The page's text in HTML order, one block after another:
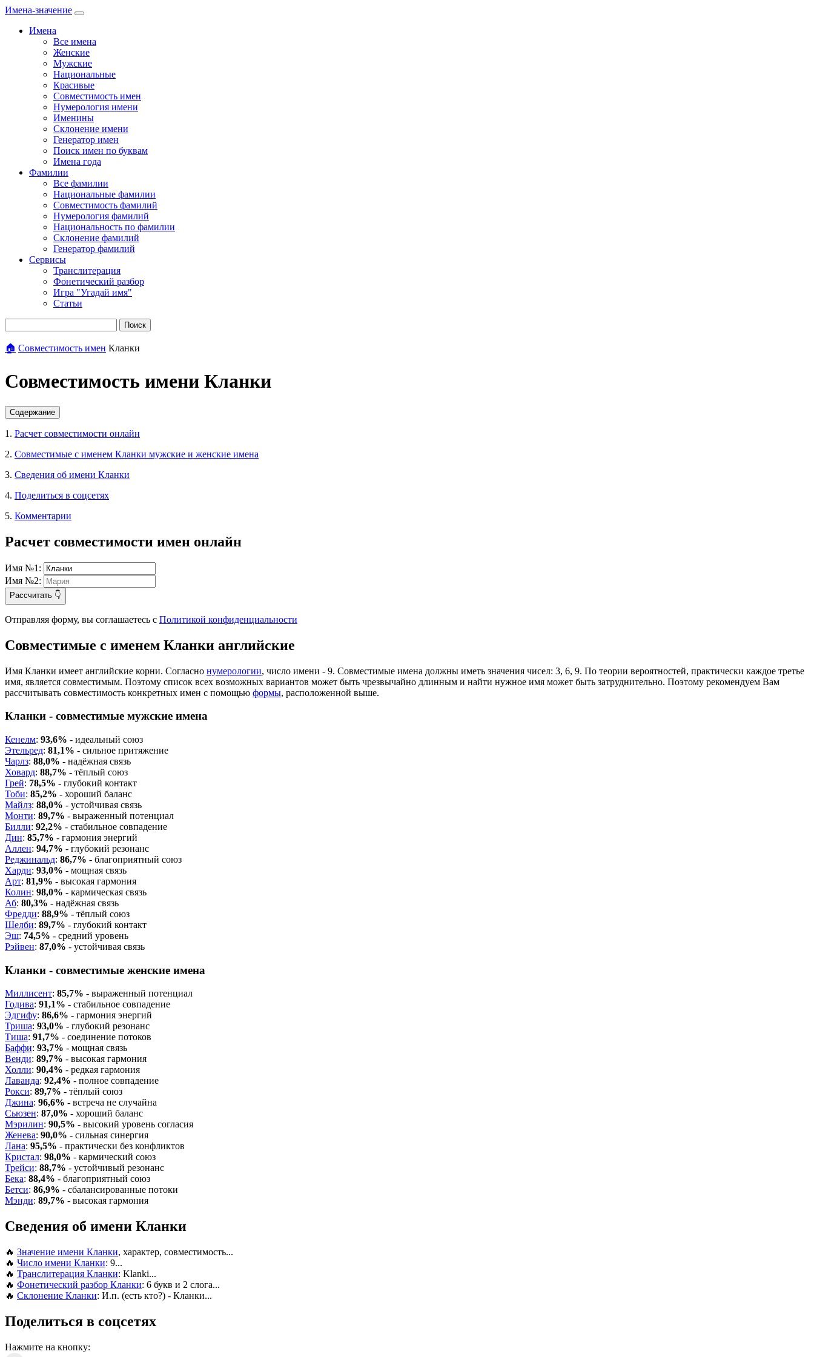
Имена-значение
Имена
Все имена
Женские
Мужские
Национальные
Красивые
Совместимость имен
Нумерология имени
Именины
Склонение имени
Генератор имен
Поиск имен по буквам
Имена года
Фамилии
Все фамилии
Национальные фамилии
Совместимость фамилий
Нумерология фамилий
Национальность по фамилии
Склонение фамилий
Генератор фамилий
Сервисы
Транслитерация
Фонетический разбор
Игра "Угадай имя"
Статьи
Поиск
🏠 Совместимость имен Кланки
Совместимость имени Кланки
Содержание
1. Расчет совместимости онлайн
2. Совместимые с именем Кланки мужские и женские имена
3. Сведения об имени Кланки
4. Поделиться в соцсетях
5. Комментарии
Расчет совместимости имен онлайн
Имя №1:
Имя №2:
Рассчитать 👇
Отправляя форму, вы соглашаетесь с Политикой конфиденциальности
Совместимые с именем Кланки английские
Имя Кланки имеет английские корни. Согласно нумерологии, число имени - 9. Совместимые имена должны иметь значения чисел: 3, 6, 9. По теории вероятностей, практически каждое третье
имя, является совместимым. Поэтому список всех возможных вариантов может быть чрезвычайно длинным и найти нужное имя может быть затруднительно. Поэтому рекомендуем Вам
рассчитывать совместимость конкретных имен с помощью формы, расположенной выше.
Кланки - совместимые мужские имена
Кенелм: 93,6% - идеальный союз
Этельред: 81,1% - сильное притяжение
Чарлз: 88,0% - надёжная связь
Ховард: 88,7% - тёплый союз
Грей: 78,5% - глубокий контакт
Тоби: 85,2% - хороший баланс
Майлз: 88,0% - устойчивая связь
Монти: 89,7% - выраженный потенциал
Билли: 92,2% - стабильное совпадение
Дин: 85,7% - гармония энергий
Аллен: 94,7% - глубокий резонанс
Реджинальд: 86,7% - благоприятный союз
Харди: 93,0% - мощная связь
Арт: 81,9% - высокая гармония
Колин: 98,0% - кармическая связь
Аб: 80,3% - надёжная связь
Фредди: 88,9% - тёплый союз
Шелби: 89,7% - глубокий контакт
Эш: 74,5% - средний уровень
Рэйвен: 87,0% - устойчивая связь
Кланки - совместимые женские имена
Миллисент: 85,7% - выраженный потенциал
Годива: 91,1% - стабильное совпадение
Эдгифу: 86,6% - гармония энергий
Триша: 93,0% - глубокий резонанс
Тиша: 91,7% - соединение потоков
Баффи: 93,7% - мощная связь
Венди: 89,7% - высокая гармония
Холли: 90,4% - редкая гармония
Лаванда: 92,4% - полное совпадение
Рокси: 89,7% - тёплый союз
Джина: 96,6% - встреча не случайна
Сьюзен: 87,0% - хороший баланс
Мэрилин: 90,5% - высокий уровень согласия
Женева: 90,0% - сильная синергия
Лана: 95,5% - практически без конфликтов
Кристал: 98,0% - кармический союз
Трейси: 88,7% - устойчивый резонанс
Бека: 88,4% - благоприятный союз
Бетси: 86,9% - сбалансированные потоки
Мэнди: 89,7% - высокая гармония
Сведения об имени Кланки
🔥 Значение имени Кланки, характер, совместимость...
🔥 Число имени Кланки: 9...
🔥 Транслитерация Кланки: Klanki...
🔥 Фонетический разбор Кланки: 6 букв и 2 слога...
🔥 Склонение Кланки: И.п. (есть кто?) - Кланки...
Поделиться в соцсетях
Нажмите на кнопку: